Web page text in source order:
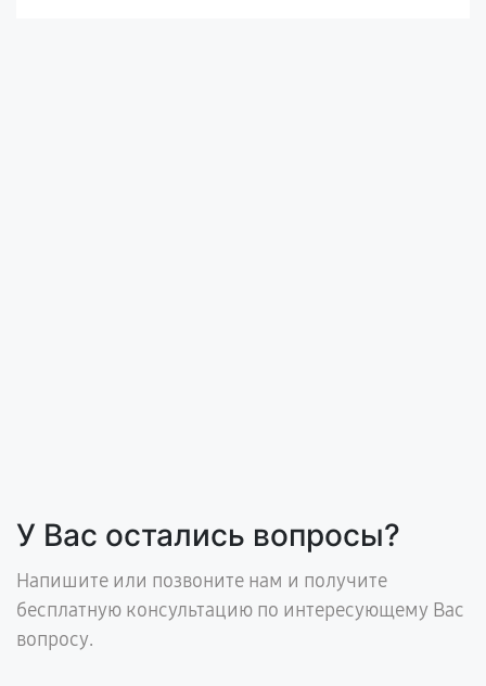
У Вас остались вопросы?
Напишите или позвоните нам и получите
бесплатную консультацию по интересующему Вас
вопросу.